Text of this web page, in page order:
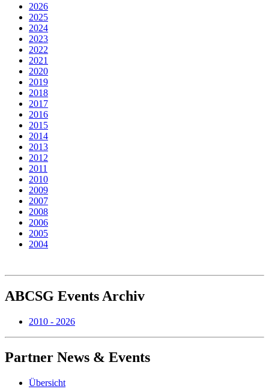
2026
2025
2024
2023
2022
2021
2020
2019
2018
2017
2016
2015
2014
2013
2012
2011
2010
2009
2007
2008
2006
2005
2004
ABCSG Events Archiv
2010 - 2026
Partner News & Events
Übersicht